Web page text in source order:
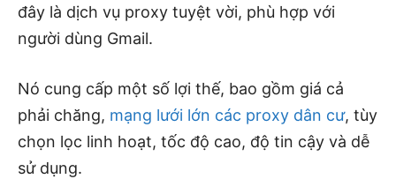
đây là dịch vụ proxy tuyệt vời, phù hợp với
người dùng Gmail.
Nó cung cấp một số lợi thế, bao gồm giá cả
phải chăng, mạng lưới lớn các proxy dân cư, tùy
chọn lọc linh hoạt, tốc độ cao, độ tin cậy và dễ
sử dụng.